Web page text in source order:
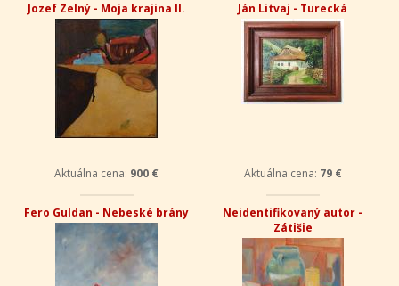
Jozef Zelný - Moja krajina II.
Aktuálna cena: 900 €
Ján Litvaj - Turecká
Aktuálna cena: 79 €
Fero Guldan - Nebeské brány
Neidentifikovaný autor -
Zátišie